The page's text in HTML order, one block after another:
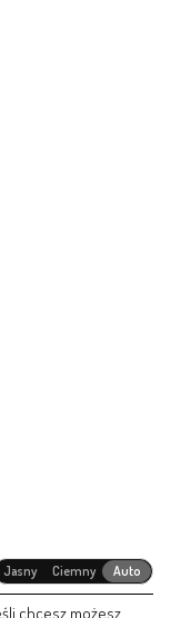
Jasny Ciemny Auto
chcesz możesz